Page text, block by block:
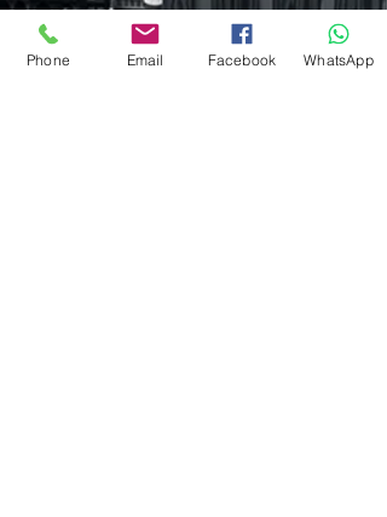
CVを送信する
Phone Email Facebook WhatsApp